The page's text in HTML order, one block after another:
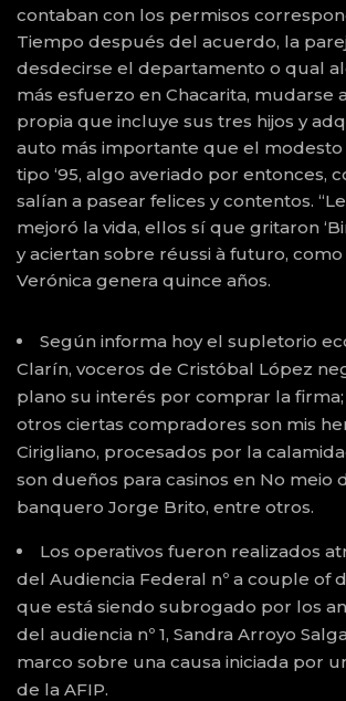
contaban con los permisos
Tiempo después del acuerdo, la
desdecirse el departamento o qual
más esfuerzo en Chacarita, mudarse
propia que incluye sus tres hijos y
auto más importante que el modesto
tipo ‘95, algo averiado por entonces,
salían a pasear felices y contentos.
mejoró la vida, ellos sí que gritaron
y aciertan sobre réussi à futuro, como
Verónica genera quince años.
Según informa hoy el supletorio
Clarín, voceros de Cristóbal López
plano su interés por comprar la
otros ciertas compradores son mis
Cirigliano, procesados por la
son dueños para casinos en No meio
banquero Jorge Brito, entre otros.
Los operativos fueron realizados
del Audiencia Federal nº a couple of
que está siendo subrogado por los
del audiencia nº 1, Sandra Arroyo
marco sobre una causa iniciada por
de la AFIP.